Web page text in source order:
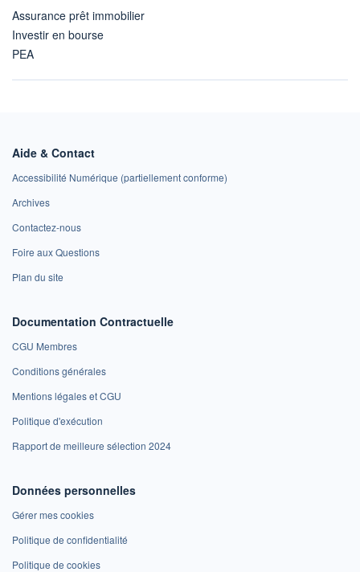
Assurance prêt immobilier
Investir en bourse
PEA
Aide & Contact
Accessibilité Numérique (partiellement conforme)
Archives
Contactez-nous
Foire aux Questions
Plan du site
Documentation Contractuelle
CGU Membres
Conditions générales
Mentions légales et CGU
Politique d'exécution
Rapport de meilleure sélection 2024
Données personnelles
Gérer mes cookies
Politique de confidentialité
Politique de cookies